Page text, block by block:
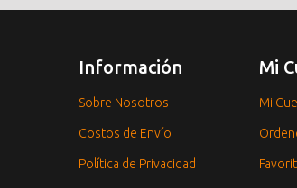
Información
Sobre Nosotros
Costos de Envío
Política de Privacidad
Mi
Mi